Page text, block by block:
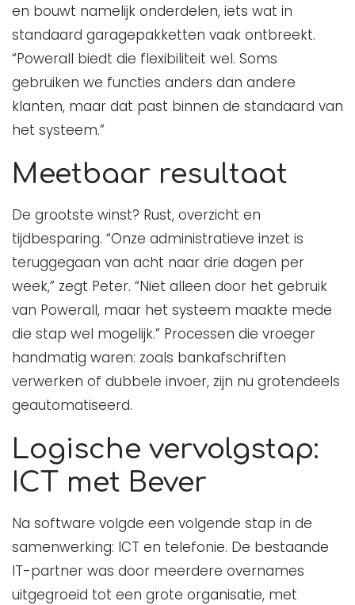
en bouwt namelijk onderdelen, iets wat in
standaard garagepakketten vaak ontbreekt.
“Powerall biedt die flexibiliteit wel. Soms
gebruiken we functies anders dan andere
klanten, maar dat past binnen de standaard van
het systeem.”
Meetbaar resultaat
De grootste winst? Rust, overzicht en
tijdbesparing. “Onze administratieve inzet is
teruggegaan van acht naar drie dagen per
week,” zegt Peter. “Niet alleen door het gebruik
van Powerall, maar het systeem maakte mede
die stap wel mogelijk.” Processen die vroeger
handmatig waren: zoals bankafschriften
verwerken of dubbele invoer, zijn nu grotendeels
geautomatiseerd.
Logische vervolgstap:
ICT met Bever
Na software volgde een volgende stap in de
samenwerking: ICT en telefonie. De bestaande
IT-partner was door meerdere overnames
uitgegroeid tot een grote organisatie, met